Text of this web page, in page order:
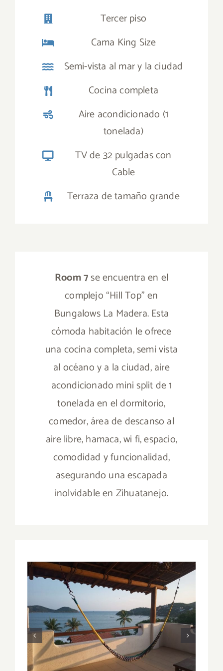
Tercer piso
Cama King Size
Semi-vista al mar y la ciudad
Cocina completa
Aire acondicionado (1
tonelada)
TV de 32 pulgadas con
Cable
Terraza de tamaño grande
Room 7se encuentra en el
complejo “Hill Top” en
Bungalows La Madera. Esta
cómoda habitación le ofrece
una cocina completa, semi vista
al océano y a la ciudad, aire
acondicionado mini split de 1
tonelada en el dormitorio,
comedor, área de descanso al
aire libre, hamaca, wi fi, espacio,
comodidad y funcionalidad,
asegurando una escapada
inolvidable en Zihuatanejo.